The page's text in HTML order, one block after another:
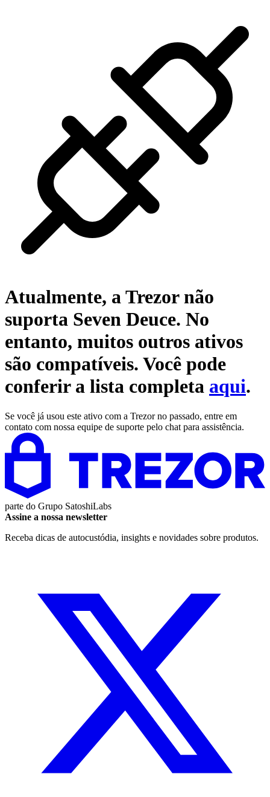
Atualmente, a Trezor não
suporta Seven Deuce. No
entanto, muitos outros ativos
são compatíveis. Você pode
conferir a lista completa aqui.
Se você já usou este ativo com a Trezor no passado, entre em
contato com nossa equipe de suporte pelo chat para assistência.
parte do Grupo SatoshiLabs
Assine a nossa newsletter
Receba dicas de autocustódia, insights e novidades sobre produtos.